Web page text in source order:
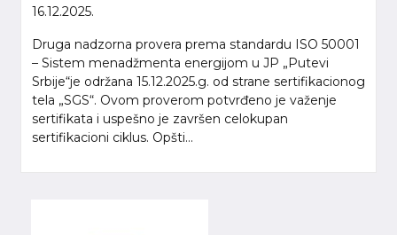
16.12.2025.
Druga nadzorna provera prema standardu ISO 50001
– Sistem menadžmenta energijom u JP „Putevi
Srbije“je održana 15.12.2025.g. od strane sertifikacionog
tela „SGS“. Ovom proverom potvrđeno je važenje
sertifikata i uspešno je završen celokupan
sertifikacioni ciklus. Opšti...